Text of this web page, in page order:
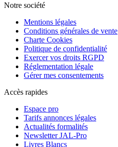
Notre société
Mentions légales
Conditions générales de vente
Charte Cookies
Politique de confidentialité
Exercer vos droits RGPD
Réglementation légale
Gérer mes consentements
Accès rapides
Espace pro
Tarifs annonces légales
Actualités formalités
Newsletter JAL-Pro
Livres Blancs